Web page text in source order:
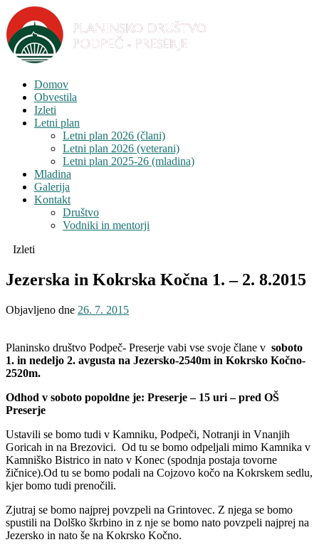
Domov
Obvestila
Izleti
Letni plan
Letni plan 2026 (člani)
Letni plan 2026 (veterani)
Letni plan 2025-26 (mladina)
Mladina
Galerija
Kontakt
Društvo
Vodniki in mentorji
Izleti
Jezerska in Kokrska Kočna 1. – 2. 8.2015
Objavljeno dne 26. 7. 2015
Planinsko društvo Podpeč- Preserje vabi vse svoje člane v soboto
1. in nedeljo 2. avgusta na Jezersko-2540m in Kokrsko Kočno-
2520m.
Odhod v soboto popoldne je: Preserje – 15 uri – pred OŠ
Preserje
Ustavili se bomo tudi v Kamniku, Podpeči, Notranji in Vnanjih
Goricah in na Brezovici. Od tu se bomo odpeljali mimo Kamnika v
Kamniško Bistrico in nato v Konec (spodnja postaja tovorne
žičnice).Od tu se bomo podali na Cojzovo kočo na Kokrskem sedlu,
kjer bomo tudi prenočili.
Zjutraj se bomo najprej povzpeli na Grintovec. Z njega se bomo
spustili na Dolško škrbino in z nje se bomo nato povzpeli najprej na
Jezersko in nato še na Kokrsko Kočno.